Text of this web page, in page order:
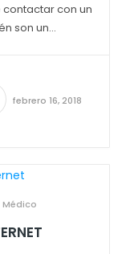
con un
son un...
febrero 16, 2018
Médico